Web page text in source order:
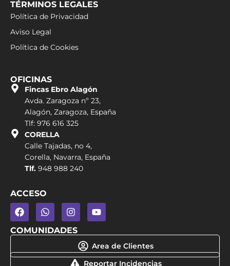
TÉRMINOS LEGALES
Política de Privacidad
Aviso Legal
Política de Cookies
OFICINAS
Fincas Ebro Alagón
Avda. Zaragoza nº 23,
Alagón, Zaragoza, España
Tlf: 976 616 325
CORELLA
Calle Tajadas, no 4,
Corella, Navarra, España
Tlf. 948 988 240
ACCESO
COMUNIDADES
Area de Clientes
Reportar Incidencias